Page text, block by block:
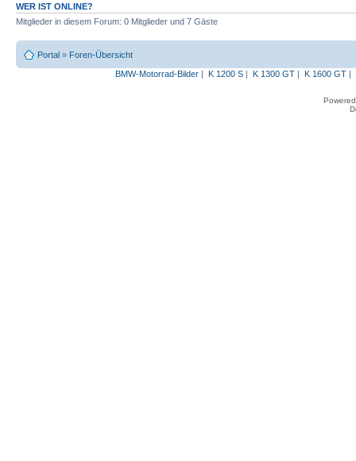
WER IST ONLINE?
Mitglieder in diesem Forum: 0 Mitglieder und 7 Gäste
Portal » Foren-Übersicht
BMW-Motorrad-Bilder| K 1200 S| K 1300 GT| K 1600 GT|